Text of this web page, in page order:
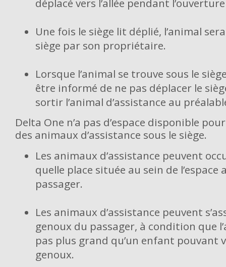
déplacé vers l’allée pendant
Une fois le siège lit déplié, l’animal
siège par son propriétaire.
Lorsque l’animal se trouve sous le
être informé de ne pas déplacer le
sortir l’animal d’assistance au
Delta One n’a pas d’espace disponible
des animaux d’assistance sous le siège.
Les animaux d’assistance peuvent
quelle place située au sein de l’espace
passager.
Les animaux d’assistance peuvent
genoux du passager, à condition que
pas plus grand qu’un enfant pouvant
genoux.